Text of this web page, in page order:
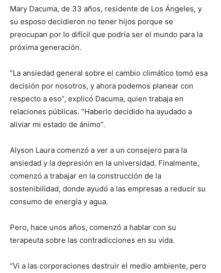
Mary Dacuma, de 33 años, residente de Los Ángeles, y
su esposo decidieron no tener hijos porque se
preocupan por lo difícil que podría ser el mundo para la
próxima generación.
“La ansiedad general sobre el cambio climático tomó esa
decisión por nosotros, y ahora podemos planear con
respecto a eso”, explicó Dacuma, quien trabaja en
relaciones públicas. “Haberlo decidido ha ayudado a
aliviar mi estado de ánimo”.
Alyson Laura comenzó a ver a un consejero para la
ansiedad y la depresión en la universidad. Finalmente,
comenzó a trabajar en la construcción de la
sostenibilidad, donde ayudó a las empresas a reducir su
consumo de energía y agua.
Pero, hace unos años, comenzó a hablar con su
terapeuta sobre las contradicciones en su vida.
“Vi a las corporaciones destruir el medio ambiente, pero